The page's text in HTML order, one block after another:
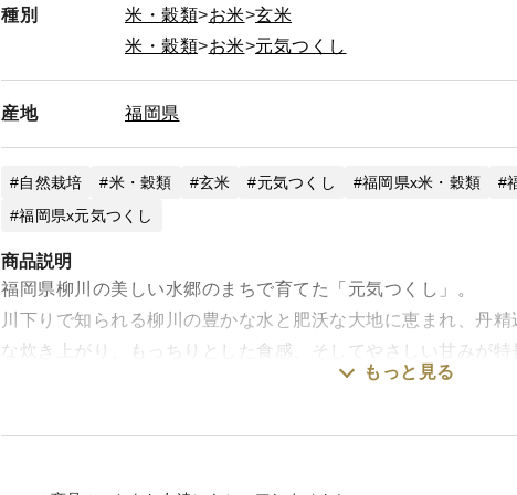
種別 米・穀類 お米 玄米
米・穀類
お米 元気つくし
産地 福岡県
自然栽培 米・穀類 玄米 元気つくし 福岡県x米・穀類
福岡県x元気つくし
商品説明
福岡県柳川の美しい水郷のまちで育てた「元気つくし」。
川下りで知られる柳川の豊かな水と肥沃な大地に恵まれ、丹
な炊き上がり、もっちりとした食感、そしてやさしい甘みが特
冷めてもおいしさが続くため、お弁当やおにぎりにもぴった
もっと見る